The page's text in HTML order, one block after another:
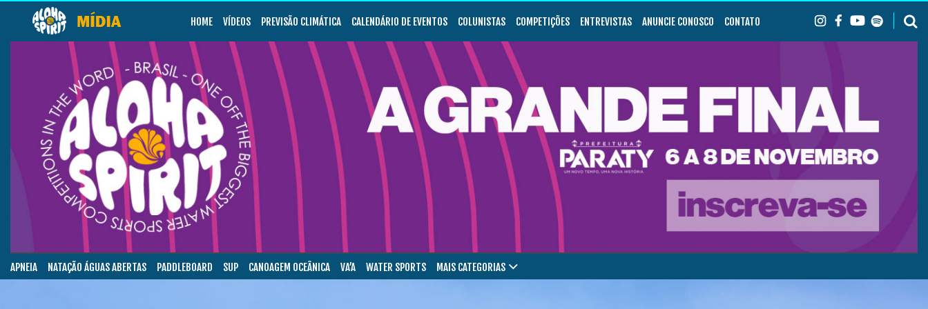
HOME VÍDEOS PREVISÃO CLIMÁTICA CALENDÁRIO DE EVENTOS COLUNISTAS COMPETIÇÕES ENTREVISTAS ANUNCIE CONOSCO CONTATO
APNEIA NATAÇÃO ÁGUAS ABERTAS PADDLEBOARD SUP CANOAGEM OCEÂNICA VA’A WATER SPORTS MAIS CATEGORIAS